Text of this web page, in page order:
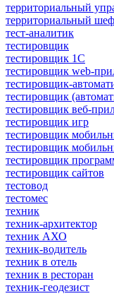
территориальный
территориальный
тест-аналитик
тестировщик
тестировщик 1С
тестировщик web-
тестировщик-
тестировщик
тестировщик веб-
тестировщик игр
тестировщик
тестировщик
тестировщик
тестировщик сайтов
тестовод
тестомес
техник
техник-архитектор
техник АХО
техник-водитель
техник в отель
техник в ресторан
техник-геодезист